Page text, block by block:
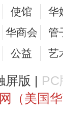
使馆 华
华商会 管
公益 艺
屏版 | PC
（美国华